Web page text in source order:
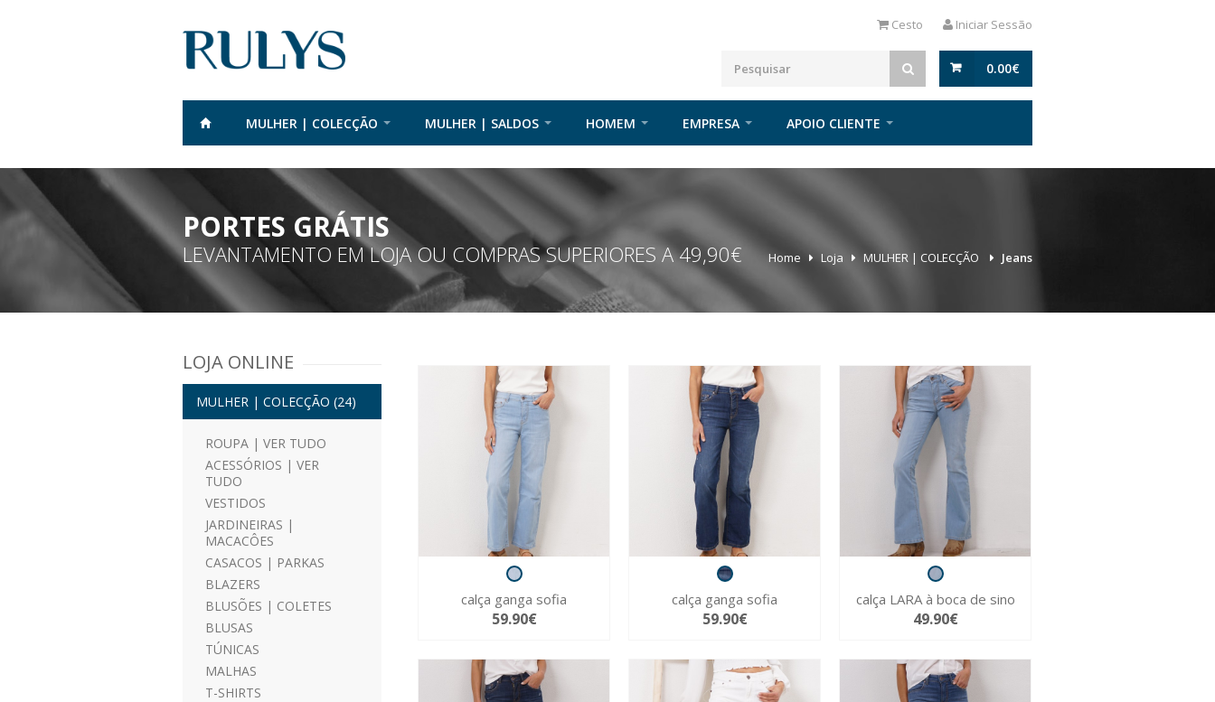
Cesto Iniciar Sessão
0.00€
MULHER | COLECÇÃO MULHER | SALDOS HOMEM EMPRESA APOIO CLIENTE
PORTES GRÁTIS
LEVANTAMENTO EM LOJA OU COMPRAS SUPERIORES A 49,90€ Home Loja MULHER | COLECÇÃO Jeans
LOJA ONLINE
MULHER | COLECÇÃO (24)
ROUPA | VER TUDO
ACESSÓRIOS | VER
TUDO
VESTIDOS
JARDINEIRAS |
MACACÔES
CASACOS | PARKAS
BLAZERS
BLUSÕES | COLETES
BLUSAS
TÚNICAS
MALHAS
T-SHIRTS
calça ganga sofia
59.90€
calça ganga sofia
59.90€
calça LARA à boca de sino
49.90€